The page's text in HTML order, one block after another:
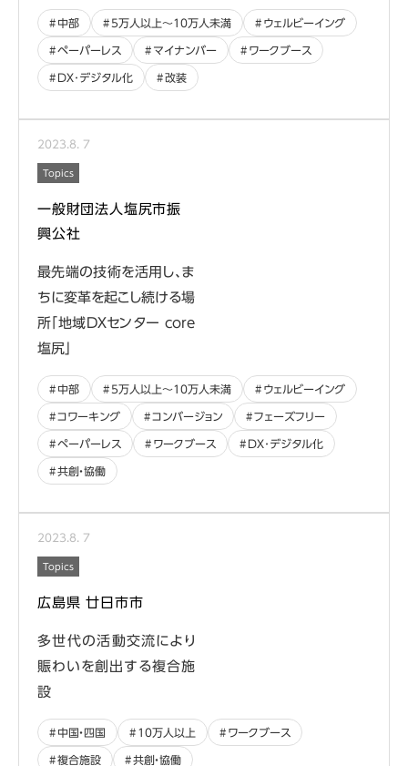
中部 5万人以上〜10万人未満 ウェルビーイング
ペーパーレス マイナンバー ワークブース
DX･デジタル化 改装
2023 8 7
Topics
一般財団法人塩尻市振
興公社
最先端の技術を活用し、ま
ちに変革を起こし続ける場
所「地域DXセンター core
塩尻」
中部 5万人以上〜10万人未満 ウェルビーイング
コワーキング コンバージョン フェーズフリー
ペーパーレス ワークブース DX･デジタル化
共創・協働
2023 8 7
Topics
広島県 廿日市市
多世代の活動交流により
賑わいを創出する複合施
設
中国・四国 10万人以上 ワークブース
複合施設 共創・協働